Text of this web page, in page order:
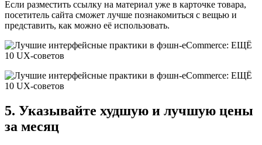
Если разместить ссылку на материал уже в карточке товара,
посетитель сайта сможет лучше познакомиться с вещью и
представить, как можно её использовать.
5. Указывайте худшую и лучшую цены
за месяц